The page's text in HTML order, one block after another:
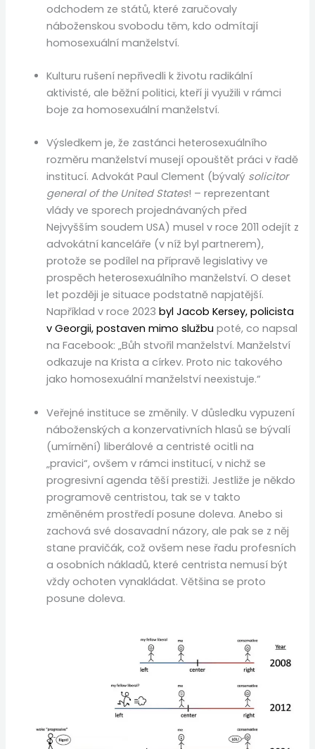
odchodem ze států, které zaručovaly
náboženskou svobodu těm, kdo odmítají
homosexuální manželství.
Kulturu rušení nepřivedli k životu radikální
aktivisté, ale běžní politici, kteří ji využili v rámci
boje za homosexuální manželství.
Výsledkem je, že zastánci heterosexuálního
rozměru manželství musejí opouštět práci v řadě
institucí. Advokát Paul Clement (bývalý solicitor
general of the United States! – reprezentant
vlády ve sporech projednávaných před
Nejvyšším soudem USA) musel v roce 2011 odejít z
advokátní kanceláře (v níž byl partnerem),
protože se podílel na přípravě legislativy ve
prospěch heterosexuálního manželství. O deset
let později je situace podstatně napjatější.
Například v roce 2023byl Jacob Kersey, policista
v Georgii, postaven mimo službu poté, co napsal
na Facebook: „Bůh stvořil manželství. Manželství
odkazuje na Krista a církev. Proto nic takového
jako homosexuální manželství neexistuje.“
Veřejné instituce se změnily. V důsledku vypuzení
náboženských a konzervativních hlasů se bývalí
(umírnění) liberálové a centristé ocitli na
„pravici“, ovšem v rámci institucí, v nichž se
progresivní agenda těší prestiži. Jestliže je někdo
programově centristou, tak se v takto
změněném prostředí posune doleva. Anebo si
zachová své dosavadní názory, ale pak se z něj
stane pravičák, což ovšem nese řadu profesních
a osobních nákladů, které centrista nemusí být
vždy ochoten vynakládat. Většina se proto
posune doleva.